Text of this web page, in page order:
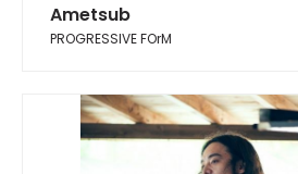
Ametsub
PROGRESSIVE FOrM